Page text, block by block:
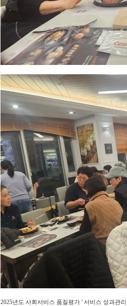
2025년도 사회서비스 품질평가 ' 서비스 성과관